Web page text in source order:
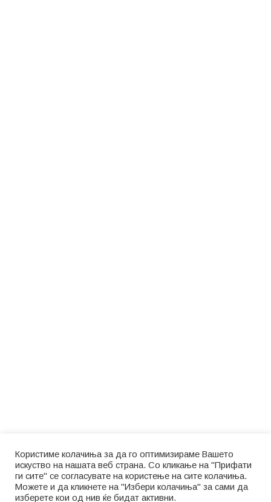
Користиме колачиња за да го оптимизираме Вашето
искуство на нашата веб страна. Со кликање на "Прифати
ги сите" се согласувате на користење на сите колачиња.
Можете и да кликнете на "Избери колачиња" за сами да
изберете кои од нив ќе бидат активни.